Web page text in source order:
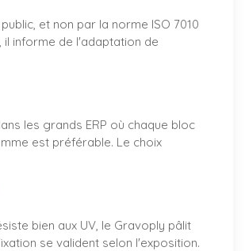
et non par la norme ISO 7010
il informe de l'adaptation de
les grands ERP où chaque bloc
est préférable. Le choix
bien aux UV, le Gravoply pâlit
se valident selon l'exposition.